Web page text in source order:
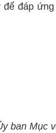
đáp
ban Mục